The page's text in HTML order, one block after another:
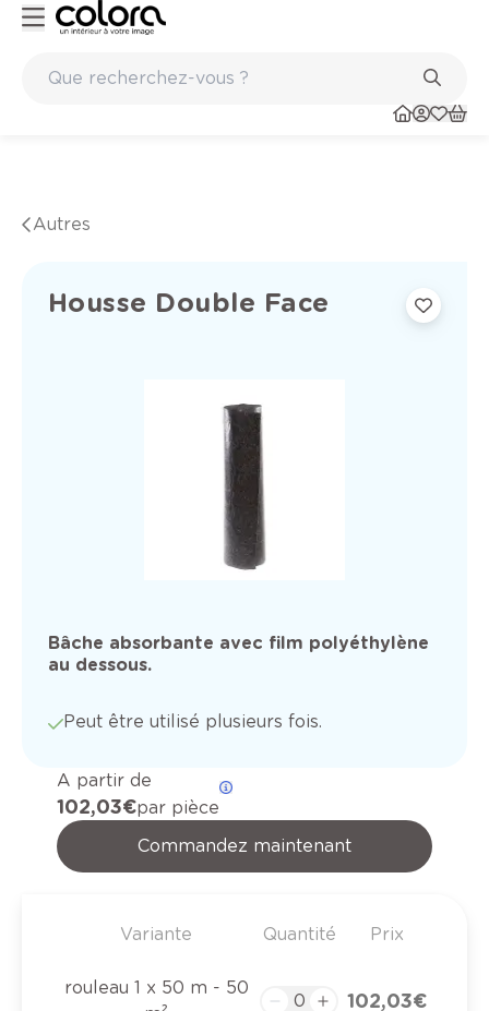
Autres
Housse Double Face
Bâche absorbante avec film polyéthylène
au dessous.
Peut être utilisé plusieurs fois.
A partir de
102,03 €par pièce
Commandez maintenant
Variante Quantité Prix
rouleau 1 x 50 m - 50
102,03 €